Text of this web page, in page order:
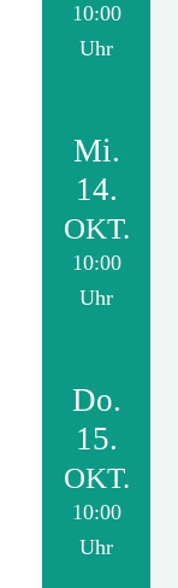
10:00
Uhr
Mi.
14.
OKT.
10:00
Uhr
Do.
15.
OKT.
10:00
Uhr